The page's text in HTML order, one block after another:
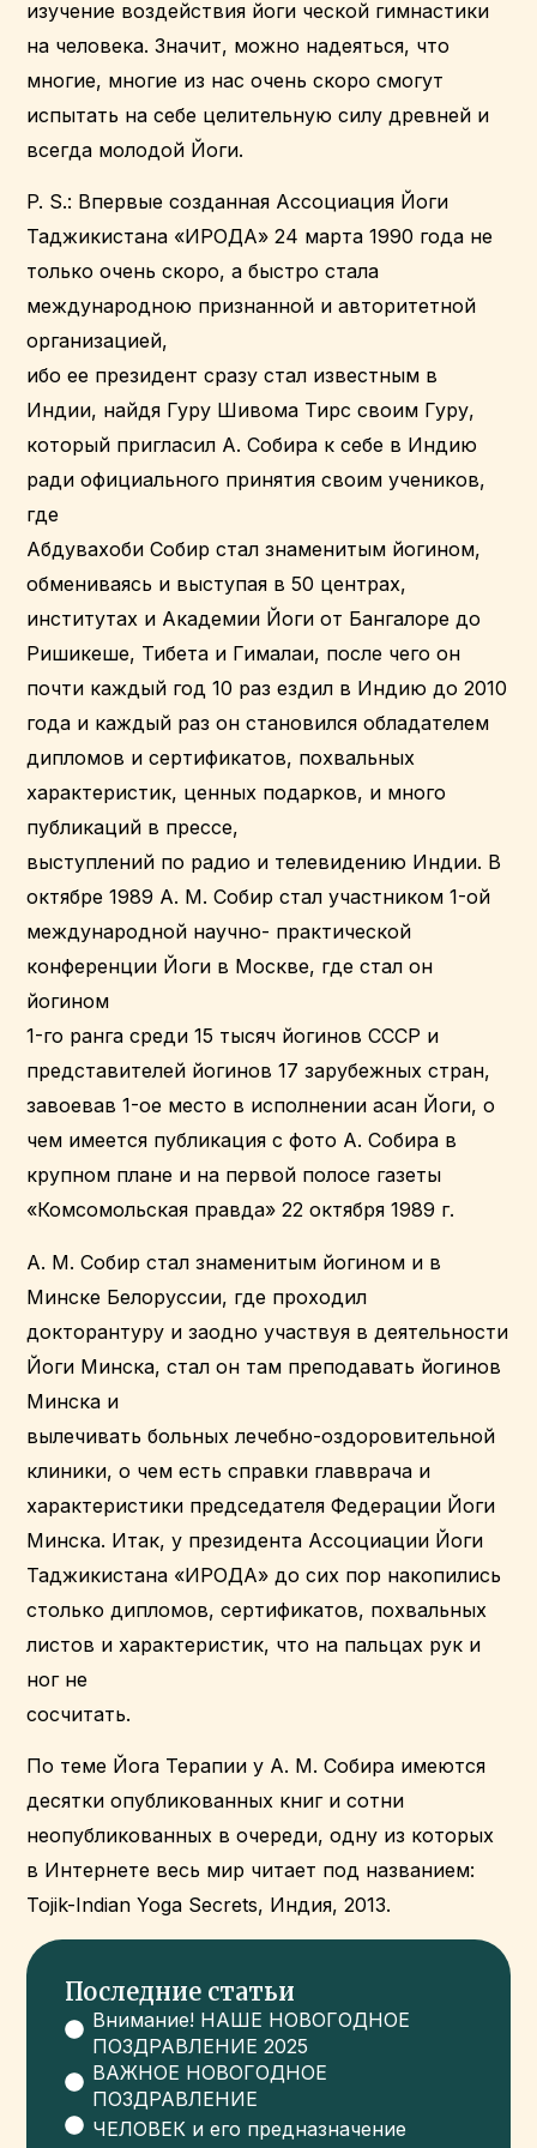
изучение воздействия йоги ческой гимнастики
на человека. Значит, можно надеяться, что
многие, многие из нас очень скоро смогут
испытать на себе целительную силу древней и
всегда молодой Йоги.
P. S.: Впервые созданная Ассоциация Йоги
Таджикистана «ИРОДА» 24 марта 1990 года не
только очень скоро, а быстро стала
международною признанной и авторитетной
организацией,
ибо ее президент сразу стал известным в
Индии, найдя Гуру Шивома Тирс своим Гуру,
который пригласил А. Собира к себе в Индию
ради официального принятия своим учеников,
где
Абдувахоби Собир стал знаменитым йогином,
обмениваясь и выступая в 50 центрах,
институтах и Академии Йоги от Бангалоре до
Ришикеше, Тибета и Гималаи, после чего он
почти каждый год 10 раз ездил в Индию до 2010
года и каждый раз он становился обладателем
дипломов и сертификатов, похвальных
характеристик, ценных подарков, и много
публикаций в прессе,
выступлений по радио и телевидению Индии. В
октябре 1989 А. М. Собир стал участником 1-ой
международной научно- практической
конференции Йоги в Москве, где стал он
йогином
1-го ранга среди 15 тысяч йогинов СССР и
представителей йогинов 17 зарубежных стран,
завоевав 1-ое место в исполнении асан Йоги, о
чем имеется публикация с фото А. Собира в
крупном плане и на первой полосе газеты
«Комсомольская правда» 22 октября 1989 г.
А. М. Собир стал знаменитым йогином и в
Минске Белоруссии, где проходил
докторантуру и заодно участвуя в деятельности
Йоги Минска, стал он там преподавать йогинов
Минска и
вылечивать больных лечебно-оздоровительной
клиники, о чем есть справки главврача и
характеристики председателя Федерации Йоги
Минска. Итак, у президента Ассоциации Йоги
Таджикистана «ИРОДА» до сих пор накопились
столько дипломов, сертификатов, похвальных
листов и характеристик, что на пальцах рук и
ног не
сосчитать.
По теме Йога Терапии у А. М. Собира имеются
десятки опубликованных книг и сотни
неопубликованных в очереди, одну из которых
в Интернете весь мир читает под названием:
Tojik-Indian Yoga Secrets, Индия, 2013.
Последние статьи
Внимание! НАШЕ НОВОГОДНОЕ
ПОЗДРАВЛЕНИЕ 2025
ВАЖНОЕ НОВОГОДНОЕ
ПОЗДРАВЛЕНИЕ
ЧЕЛОВЕК и его предназначение